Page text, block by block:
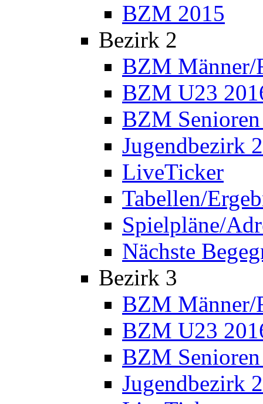
BZM 2015
Bezirk 2
BZM Männer/
BZM U23
BZM
Jugendbezirk
LiveTicker
Tabellen/
Spielpläne/
Nächste
Bezirk 3
BZM Männer/
BZM U23
BZM
Jugendbezirk